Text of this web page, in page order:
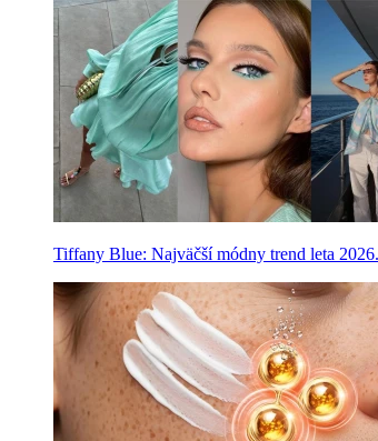
Tiffany Blue: Najväčší módny trend leta